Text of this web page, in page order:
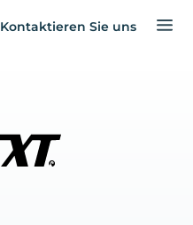
Kontaktieren Sie uns